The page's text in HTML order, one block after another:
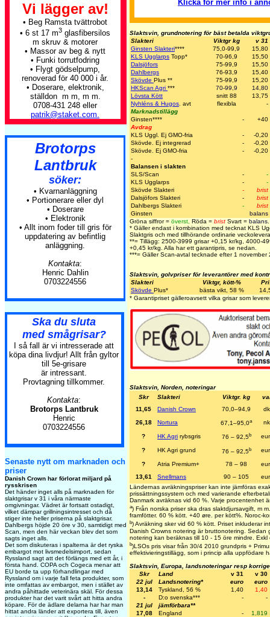
Vi lägger av!
• Beg Ramsta tvättrobot
• 6 st 17 m3 glasfibersilos
m skruv & motorer
• Massor av beg & nytt
• Funki torrutfodring
• Flygt gödselpump,
renoverad för 40 000 i år.
• Doserare, elektronik,
ställdon m m, m m.
0708-431 248 eller
patrik@staket.com.
Brotorps
Lantbruk
söker:
• Kvarnanläggning
• Portionerare eller dyl
• Doserare
• Elektronik
• Allt inom foder till gris för
uppdatering av befintlig
anläggning.
Kontakta:
Henric Dahlin
0703224556
Ska du sluta
med smågrisar?
I så fall är vi intresserade att
köpa dina livdjur! Allt från gyltor
till 5e-grisare
är intressant.
Provtagning tillkommer.
Kontakta:
Brotorps Lantbruk
Henric
0703224556
Senaste nytt om marknaden och
priser
Danish Crown har förlorat miljard på
rysskrisen
Det händer inget alls på marknaden för
slaktgrisar v 31 i våra närmaste
omgivningar. Vädret är fortsatt ostadigt,
vilket dämpar grillningsintresset och då
stiger inte heller priserna på slaktgrisar.
Dahlbergs höjde 20 öre v 30, samtidigt med
Scan, men den här veckan blev det som
sagts inget alls.
Det som diskuteras i spalterna är det ryska
embargot mot livsmedelsimport, sedan
Ryssland sagt att det förlängs med ett år, i
första hand. COPA och Cogeca menar att
EU borde ta upp förhandlingar med
Ryssland om i varje fall feta produkter, som
inte omfattas av embargot, men i stället av
andra påhittade veterinära skäl. För dessa
produkter har det varit svårt att hitta andra
köpare. För de ädlare delarna har har man
hittat andra länder att exportera till, även
Klicka för mer info i
Slaktsvin, grundnotering för bäst betalda
Slakteri
Viktgr kg
v 31
Ginsten Slakteri**** 75,0-99,9
15,80
KLS Ugglarps Topp* 70-96,9
15,50
Dalsjöfors
75-99,9
15,50
Dahlbergs
76-93,9
15,40
Skövde Plus ** 75-99,9
15,20
HKScan Agri *** 70-99,9
14,80
Lövsta Kött
snitt 88
13,75
Nyhléns & Hugos . avt flexibla
-
Marknadstillägg
Ginsten**** -
+40
Avdrag
KLS Uggl. Ej GMO-fria
-
-0,20
Skövde. Ej integrerad
-
-0,20
Skövde. Ej GMO-fria
-
-0,20
-
Balansen i slakten
SLS/Scan
-
-
KLS Ugglarps
-
-
Skövde Slakteri
-
brist
Dalsjöfors Slakteri
-
brist
Dahlbergs Slakteri
-
brist
Ginsten
balans
Gröna siffror = överst Röda = brist Svart = balans
* Gäller endast i kombination med tecknat KLS
Slaktgris och med tillhörande ordinarie
**= Tillägg: 2500-3999 grisar +0,15 kr/kg, 4000-
+0,45 kr/kg. Alla har ett garantipris, se nedan.
***= Gäller Scan-avtal tecknade efter 1 november
Slaktsvin, golvpriser för leverantörer med
Slakteri
Viktgr, kött-%
Skövde Plus* bästa vikt, 58 %
* Garantipriset gälleroavsett vilka grisar som
Slaktsvin, Norden, noteringar
Skr
Slakteri Viktgr. kg
11,65
Danish Crown 70,0–94,9
26,18
Nortura 67,1–95,0a
? HK Agri rybsgris 76 – 92,5b
? HK Agri grund 76 – 92,5b
? Atria Premium+ 78 – 98
13,61
Snellmans 90 – 105
Ländernas avräkningspriser kan inte jämföras
prissättningssystem och med varierande
Danmark avräknas vid 60 %. Varje procentenhet
a) Från norska priser ska dras slaktdjursavgift, m
framfötter. 60 % kött. +40 øre. per kött%. Noroc-
b) Avräkning sker vid 60 % kött. Priset inkluderar
Danish Crowns notering är bruttonotering. Sedan
notering kan beräknas till 10 - 15 öre mindre. Exkl
b)LSOs pris visar från 30/4 2010 grundpris +
effektivieringstillägg, som i princip alla uppfödare
Slaktsvin, Europa, landsnoteringar resp
Skr
Land v 31
v 30
22 jul
Landsnotering* euro
euro
13,14
Tyskland, 56 % 1,40
1,40
-
D:o svenska*** -
-
21 jul
jämförbara**
17,08
England -
1,819